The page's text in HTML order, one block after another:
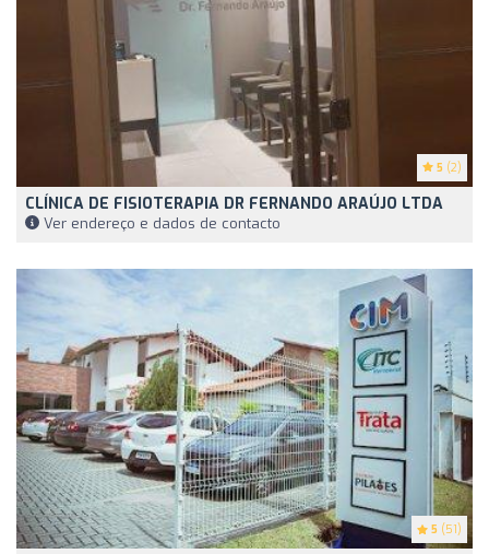
5 (2)
CLÍNICA DE FISIOTERAPIA DR FERNANDO ARAÚJO LTDA
Ver endereço e dados de contacto
5 (51)